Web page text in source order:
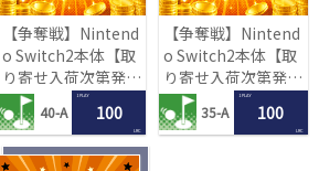
【争奪戦】Nintend
o Switch2本体【取
り寄せ入荷次第発
送】
40-A
1 PLAY
100
LRC
【争奪戦】Nintend
o Switch2本体【取
り寄せ入荷次第発
送】
35-A
1 PLAY
100
LRC